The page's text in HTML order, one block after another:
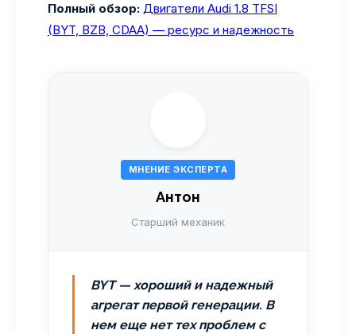
Полный обзор: Двигатели Audi 1.8 TFSI
(BYT, BZB, CDAA) — ресурс и надежность
МНЕНИЕ ЭКСПЕРТА
Антон
Старший механик
BYT — хороший и надежный
агрегат первой генерации. В
нем еще нет тех проблем с